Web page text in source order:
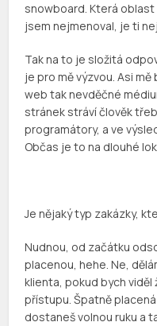
snowboard. Která
jsem nejmenoval, je ti
Tak na to je složitá
je pro mě výzvou. Asi
web tak nevděčné
stránek stráví člověk
programátory, a ve
Občas je to na dlouhé
Je nějaký typ zakázky,
Nudnou, od začátku
placenou, hehe. Ne,
klienta, pokud bych viděl
přístupu. Špatně
dostaneš volnou ruku a